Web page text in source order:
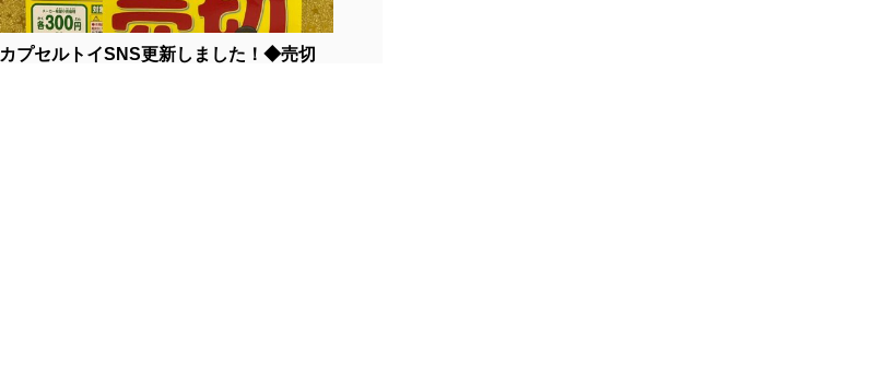
カプセルトイSNS更新しました！◆売切